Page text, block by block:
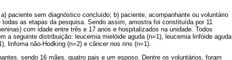
paciente sem diagnóstico concluído; b) paciente, acompanhante ou voluntário
as etapas da pesquisa. Sendo assim, amostra foi constituída por 11
com idade entre três e 17 anos e hospitalizados na unidade. Todos
a seguinte distribuição: leucemia mielóide aguda (n=1), leucemia linfóide aguda
linfoma não-Hodking (n=2) e câncer nos rins (n=1).
sendo 16 mães, quatro pais e um esposo. Dentre os voluntários, foram